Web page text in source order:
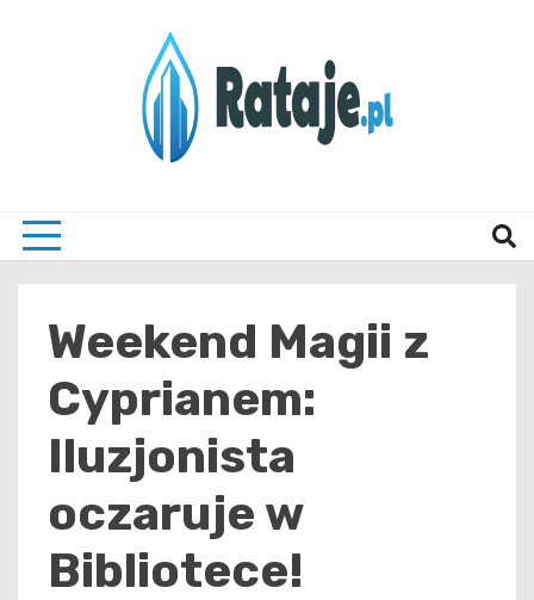
Weekend Magii z
Cyprianem:
Iluzjonista
oczaruje w
Bibliotece!